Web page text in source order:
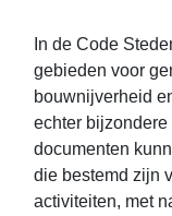
In de Code
gebieden voor
bouwnijverheid
echter
documenten
die bestemd zijn
activiteiten, met